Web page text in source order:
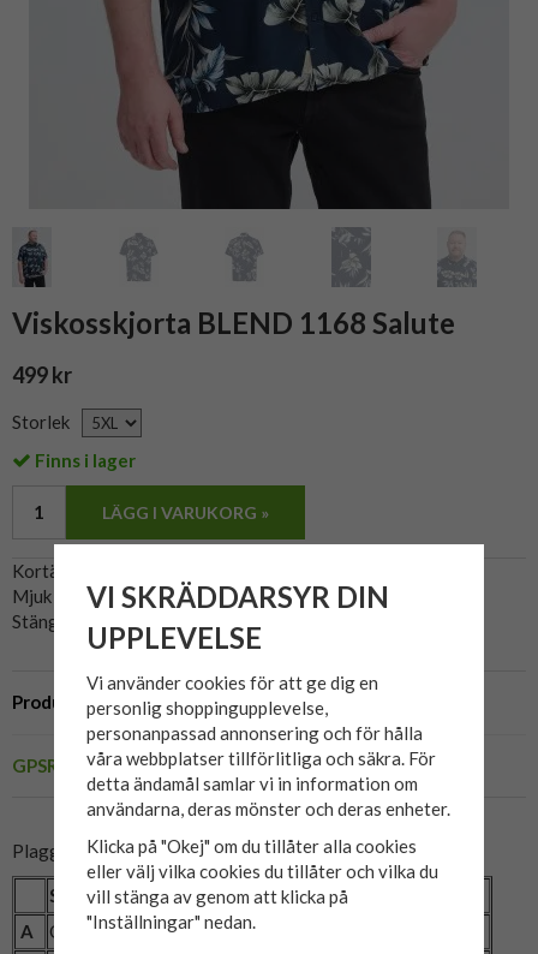
Viskosskjorta BLEND 1168 Salute
499 kr
Storlek
Finns i lager
LÄGG I VARUKORG »
Produktbeskrivning
GPSR
Kortärmad skjorta i 100% viskos.
Mjuk och luftig skjorta, perfekt för varma sommardagar.
Stängs med knappar.
Plaggets mått:
Storlek 2XL 3XL 4XL
A
Omkrets (cm) 140
VI SKRÄDDARSYR DIN
UPPLEVELSE
Vi använder cookies för att ge dig en
personlig shoppingupplevelse,
personanpassad annonsering och för hålla
våra webbplatser tillförlitliga och säkra. För
detta ändamål samlar vi in information om
användarna, deras mönster och deras enheter.
Klicka på "Okej" om du tillåter alla cookies
eller välj vilka cookies du tillåter och vilka du
vill stänga av genom att klicka på
"Inställningar" nedan.